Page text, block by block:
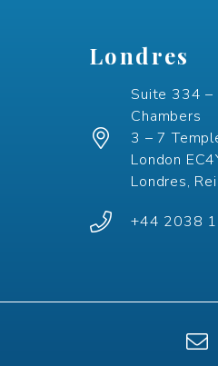
Londres
Suite 334 –
Chambers
3 – 7
London
Londres,
+44 2038